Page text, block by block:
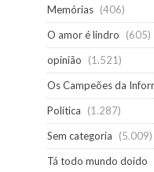
Memórias (406)
O amor é lindro
(605)
opinião
(1.521)
Os Campeões da
Política
(1.287)
Sem categoria
(5.009)
Tá todo mundo doido